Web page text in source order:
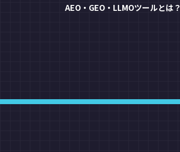
AEO・GEO・LLMOツールとは？